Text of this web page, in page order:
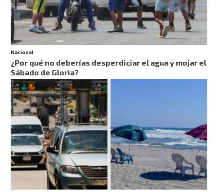
Nacional
¿Por qué no deberías desperdiciar el agua y mojar el
Sábado de Gloria?